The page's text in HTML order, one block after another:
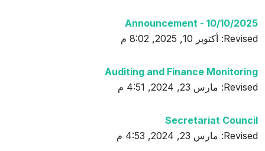
Announcement - 10/10/2025
Revised: أكتوبر 10, 2025, 8:02 م
Auditing and Finance Monitoring
Revised: مارس 23, 2024, 4:51 م
Secretariat Council
Revised: مارس 23, 2024, 4:53 م